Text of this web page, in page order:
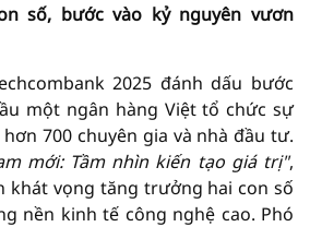
số, bước vào kỷ nguyên vươn
2025 đánh dấu bước
một ngân hàng Việt tổ chức sự
700 chuyên gia và nhà đầu tư.
mới: Tầm nhìn kiến tạo giá trị",
khát vọng tăng trưởng hai con số
nền kinh tế công nghệ cao. Phó